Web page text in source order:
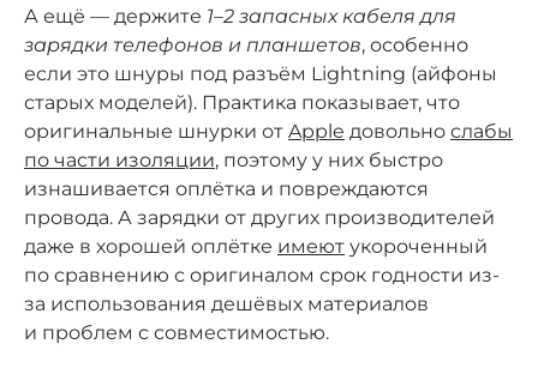
А ещё — держите 1–2 запасных кабеля для
зарядки телефонов и планшетов, особенно
если это шнуры под разъём Lightning (айфоны
старых моделей). Практика показывает, что
оригинальные шнурки от Apple довольно слабы
по части изоляции, поэтому у них быстро
изнашивается оплётка и повреждаются
провода. А зарядки от других производителей
даже в хорошей оплётке имеют укороченный
по сравнению с оригиналом срок годности из-
за использования дешёвых материалов
и проблем с совместимостью.